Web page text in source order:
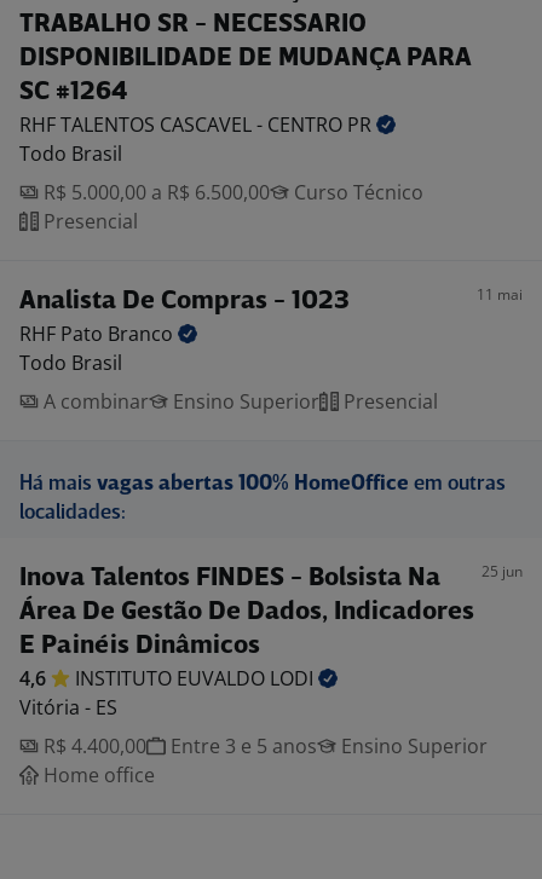
TRABALHO SR - NECESSARIO
DISPONIBILIDADE DE MUDANÇA PARA
SC #1264
RHF TALENTOS CASCAVEL - CENTRO PR
Todo Brasil
R$ 5.000,00 a R$ 6.500,00
Curso Técnico
Presencial
Analista De Compras - 1023 11 mai
RHF Pato Branco
Todo Brasil
A combinar
Ensino Superior Presencial
Há mais vagas abertas 100% HomeOffice em outras
localidades:
Inova Talentos FINDES - Bolsista Na
Área De Gestão De Dados, Indicadores
E Painéis Dinâmicos
25 jun
4,6 INSTITUTO EUVALDO LODI
Vitória - ES
R$ 4.400,00
Entre 3 e 5 anos
Ensino Superior
Home office